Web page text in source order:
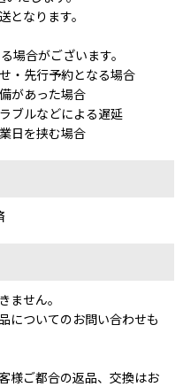
なります。
場合がございます。
・先行予約となる場合
があった場合
ブルなどによる遅延
日を挟む場合
せん。
についてのお問い合わせも
様ご都合の返品、交換はお